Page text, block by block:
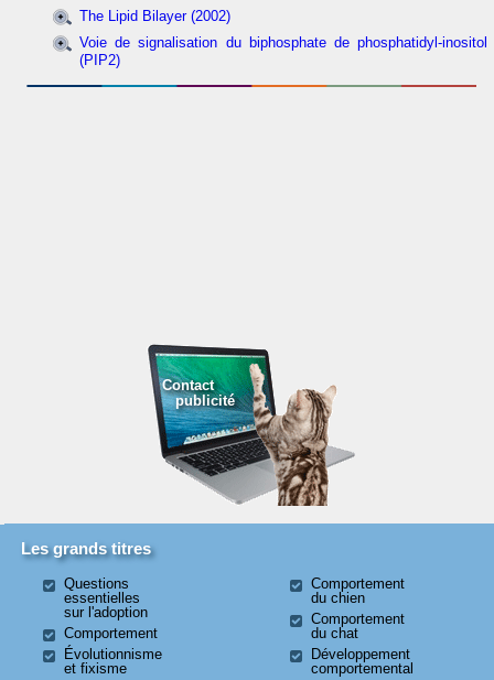
The Lipid Bilayer (2002)
Voie de signalisation du biphosphate de phosphatidyl-inositol
(PIP2)
Contact
publicité
Les grands titres
Questions
essentielles
sur l'adoption
Comportement
Évolutionnisme
et fixisme
Comportement
du chien
Comportement
du chat
Développement
comportemental